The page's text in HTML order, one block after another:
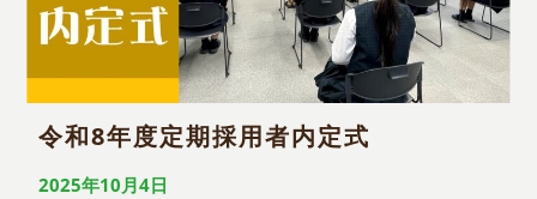
令和8年度定期採用者内定式
2025年10月4日